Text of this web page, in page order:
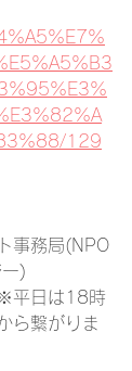
129
事務局(NPO
)
日は18時
ら繋がりま